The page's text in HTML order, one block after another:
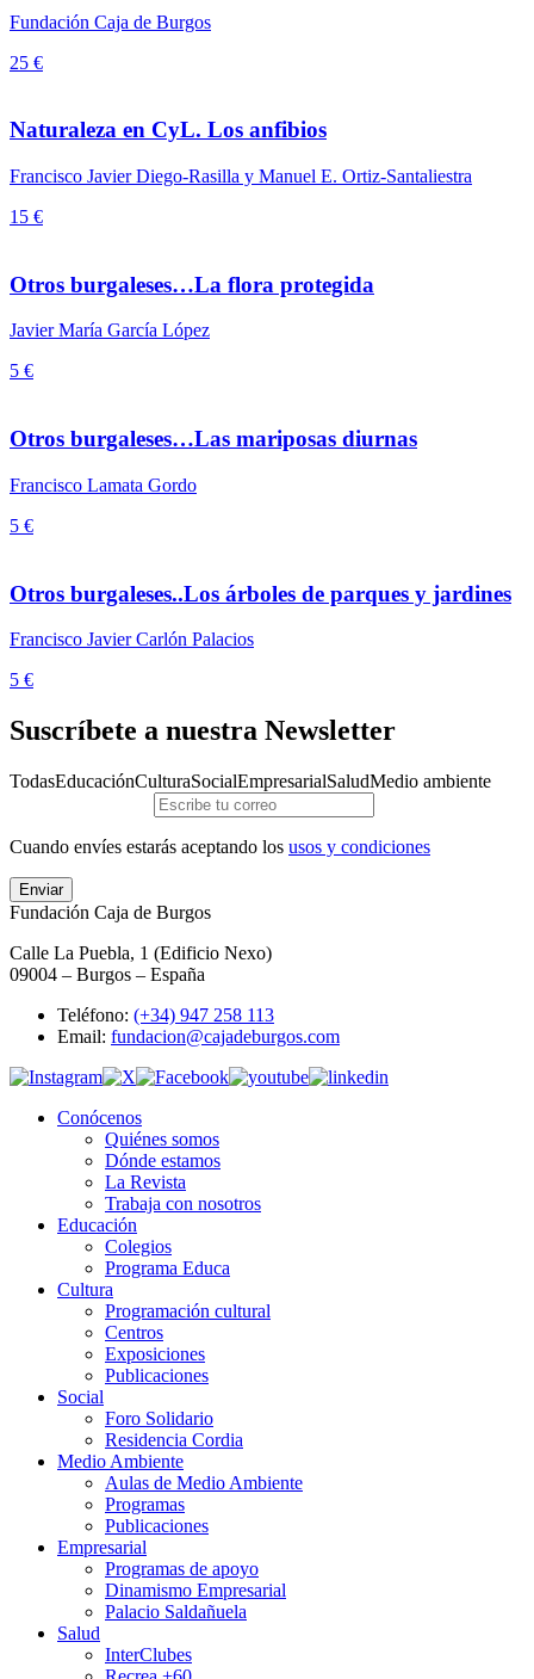
Fundación Caja de Burgos
25 €
Naturaleza en CyL. Los anfibios
Francisco Javier Diego-Rasilla y Manuel E. Ortiz-Santaliestra
15 €
Otros burgaleses…La flora protegida
Javier María García López
5 €
Otros burgaleses…Las mariposas diurnas
Francisco Lamata Gordo
5 €
Otros burgaleses..Los árboles de parques y jardines
Francisco Javier Carlón Palacios
5 €
Suscríbete a nuestra Newsletter
TodasEducaciónCulturaSocialEmpresarialSaludMedio ambiente
Cuando envíes estarás aceptando los usos y condiciones
Enviar
Fundación Caja de Burgos
Calle La Puebla, 1 (Edificio Nexo)
09004 – Burgos – España
Teléfono: (+34) 947 258 113
Email: fundacion@cajadeburgos.com
Conócenos
Quiénes somos
Dónde estamos
La Revista
Trabaja con nosotros
Educación
Colegios
Programa Educa
Cultura
Programación cultural
Centros
Exposiciones
Publicaciones
Social
Foro Solidario
Residencia Cordia
Medio Ambiente
Aulas de Medio Ambiente
Programas
Publicaciones
Empresarial
Programas de apoyo
Dinamismo Empresarial
Palacio Saldañuela
Salud
InterClubes